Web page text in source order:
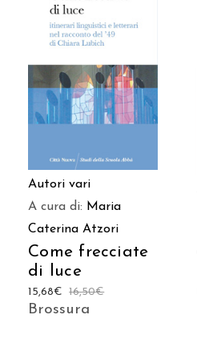
AGGIUNGI AL
CARRELLO
Autori vari
A cura di: Maria
Caterina Atzori
Come frecciate
di luce
16,50€
15,68€
Brossura